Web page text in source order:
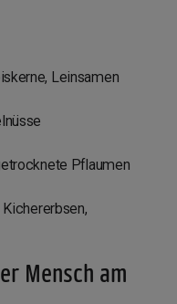
Leinsamen
Pflaumen
Kichererbsen,
Mensch am